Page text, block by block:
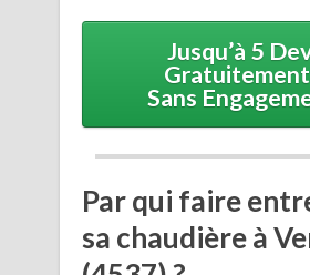
Jusqu’à 5
Sans
Par qui faire
sa chaudière à